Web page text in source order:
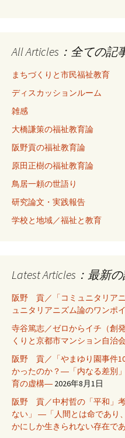
All Articles：全ての
まちづくりと市民福祉教育
ディスカッションルーム
雑感
大橋謙策の福祉教育論
阪野貢の福祉教育論
原田正樹の福祉教育論
鳥居一頼の世語り
研究論文・実践報告
学校と地域／福祉と教育
Latest Articles：最新
阪野 貢／「コミュニタリア
ュニタリアニズム論のワンポ
寺谷篤志／ゼロからイチ（創
くりと京都市マンション自治
阪野 貢／「やまゆり園事件
かったのか？―「内なる差別
育の虚構― 2026年8月1日
阪野 貢／中村哲の「平和」
ない」 ―「人間とは命であり
かにしか生きられない存在で